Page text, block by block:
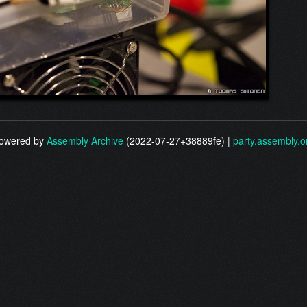
by Assembly Archive (2022-07-27+38889fe) |